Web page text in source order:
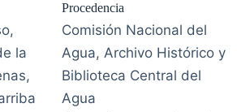
la
Procedencia
Comisión Nacional del
Agua, Archivo Histórico y
Biblioteca Central del
Agua